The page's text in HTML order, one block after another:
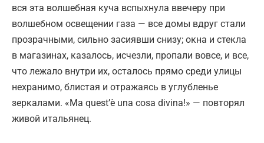
вся эта волшебная куча вспыхнула ввечеру при
волшебном освещении газа — все домы вдруг стали
прозрачными, сильно засиявши снизу; окна и стекла
в магазинах, казалось, исчезли, пропали вовсе, и все,
что лежало внутри их, осталось прямо среди улицы
нехранимо, блистая и отражаясь в углубленье
зеркалами. «Ma quest’è una cosa divina!» — повторял
живой итальянец.